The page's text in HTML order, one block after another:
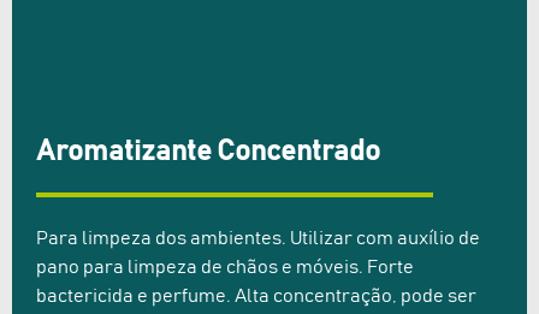
Aromatizante Concentrado
Para limpeza dos ambientes. Utilizar com auxílio de
pano para limpeza de chãos e móveis. Forte
bactericida e perfume. Alta concentração, pode ser